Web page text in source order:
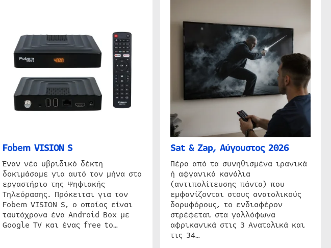
Fobem VISION S
Έναν νέο υβριδικό δέκτη
δοκιμάσαμε για αυτό τον μήνα στο
εργαστήριο της Ψηφιακής
Τηλεόρασης. Πρόκειται για τον
Fobem VISION S, ο οποίος είναι
ταυτόχρονα ένα Android Box με
Google TV και ένας free to…
Sat & Zap, Αύγουστος 2026
Πέρα από τα συνηθισμένα ιρανικά
ή αφγανικά κανάλια
(αντιπολίτευσης πάντα) που
εμφανίζονται στους ανατολικούς
δορυφόρους, το ενδιαφέρον
στρέφεται στα γαλλόφωνα
αφρικανικά στις 3 Ανατολικά και
τις 34…